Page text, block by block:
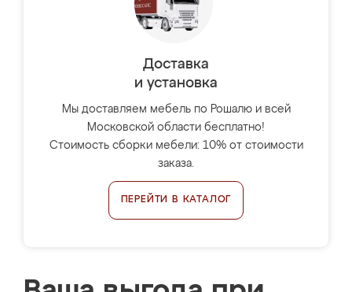
Доставка
и установка
Мы доставляем мебель по Рошалю и всей
Московской области бесплатно!
Стоимость сборки мебели: 10% от стоимости
заказа.
ПЕРЕЙТИ В КАТАЛОГ